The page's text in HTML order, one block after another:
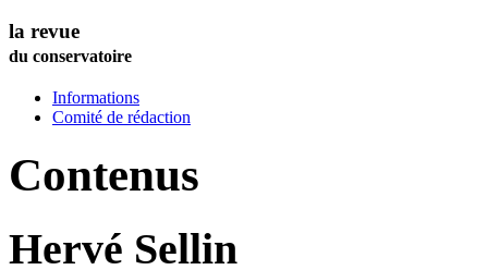
la revue
du conservatoire
Informations
Comité de rédaction
Contenus
Hervé Sellin